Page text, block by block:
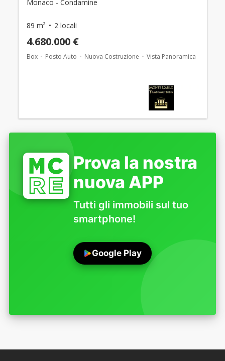
Monaco - Condamine
89 m² 2 locali
4.680.000 €
Box Posto Auto Nuova Costruzione Vista Panoramica
Prova la nostra
nuova APP
Tutti gli immobili sul tuo
smartphone!
Google Play